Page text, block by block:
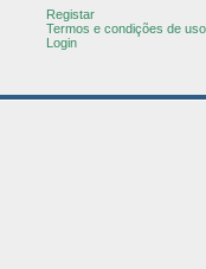
Registar
Termos e condições de uso
Login